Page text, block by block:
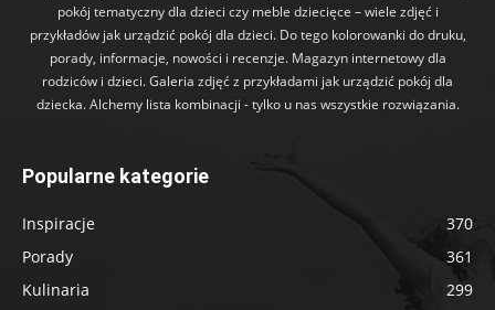
pokój tematyczny dla dzieci czy meble dziecięce – wiele zdjęć i
przykładów jak urządzić pokój dla dzieci. Do tego kolorowanki do druku,
porady, informacje, nowości i recenzje. Magazyn internetowy dla
rodziców i dzieci. Galeria zdjęć z przykładami jak urządzić pokój dla
dziecka. Alchemy lista kombinacji - tylko u nas wszystkie rozwiązania.
Popularne kategorie
Inspiracje
370
Porady
361
Kulinaria
299